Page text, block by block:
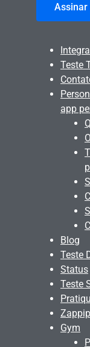
Teste
app
Blog
Teste
Status
Teste
Gym